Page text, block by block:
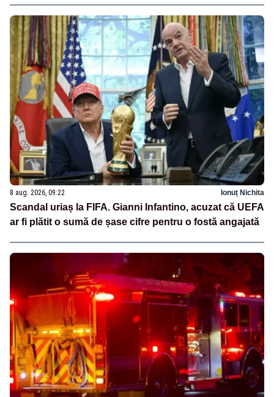
8 aug. 2026, 09:22 Ionuț Nichita
Scandal uriaș la FIFA. Gianni Infantino, acuzat că UEFA
ar fi plătit o sumă de șase cifre pentru o fostă angajată